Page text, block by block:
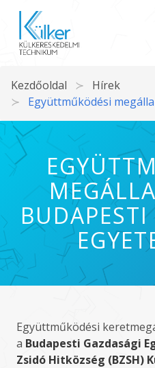
Kezdőoldal
Hírek
Együttműködési
Együttműködési
a Budapesti Gazdasági
Zsidó Hitközség (BZSH)